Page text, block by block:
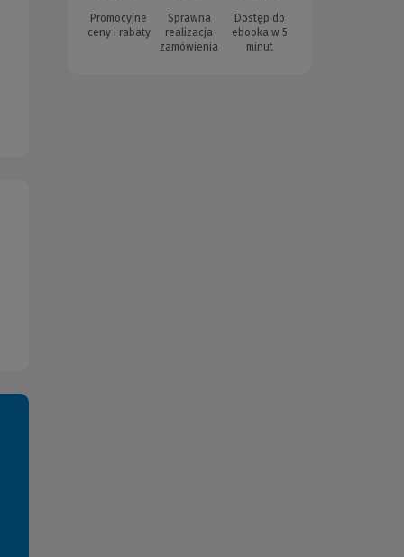
Promocyjne
ceny i rabaty
Sprawna
realizacja
zamówienia
Dostęp do
ebooka w 5
minut